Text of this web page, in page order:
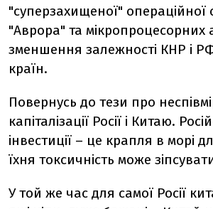
"суперзахищеної" операційної
"Аврора" та мікропроцесорних
зменшення залежності КНР і РФ
країн.
Повернусь до тези про
капіталізації Росії і Китаю.
інвестиції – це крапля в морі
їхня токсичність може
У той же час для самої Росії